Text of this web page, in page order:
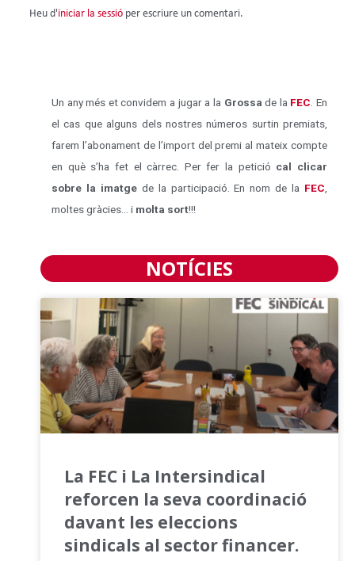
Heu d'iniciar la sessióper escriure un comentari.
Un any més et convidem a jugar a la Grossa de la FEC . En
el cas que alguns dels nostres números surtin premiats,
farem l’abonament de l’import del premi al mateix compte
en què s’ha fet el càrrec. Per fer la petició cal clicar
sobre la imatgede la participació. En nom de la FEC
moltes gràcies… i molta sort!!!
NOTÍCIES
La FEC i La Intersindical
reforcen la seva coordinació
davant les eleccions
sindicals al sector financer.